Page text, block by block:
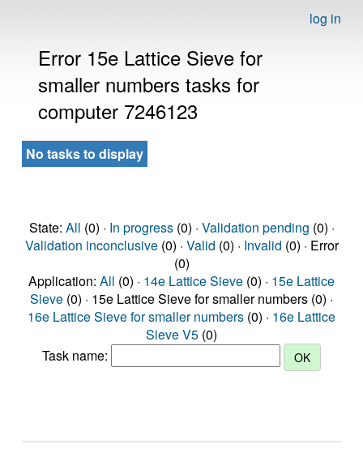
log in
Error 15e Lattice Sieve for
smaller numbers tasks for
computer 7246123
No tasks to display
State: All (0) · In progress(0) · Validation pending (0) ·
Validation inconclusive(0) · Valid (0) · Invalid (0) · Error
(0)
Application: All (0) · 14e Lattice Sieve (0) · 15e Lattice
Sieve (0) · 15e Lattice Sieve for smaller numbers (0) ·
16e Lattice Sieve for smaller numbers (0) · 16e Lattice
Sieve V5 (0)
Task name: